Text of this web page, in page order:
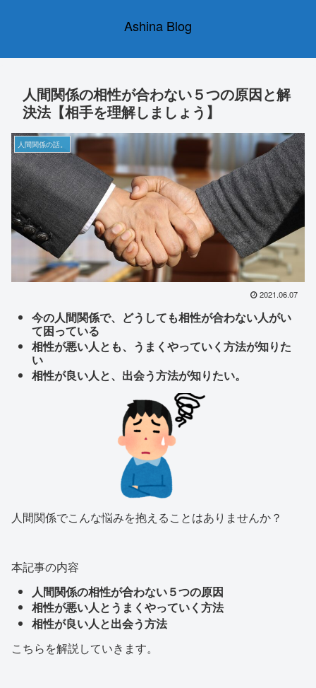
Ashina Blog
人間関係の相性が合わない５つの原因と解
決法【相手を理解しましょう】
人間関係の話。
2021.06.07
今の人間関係で、どうしても相性が合わない人がい
て困っている
相性が悪い人とも、うまくやっていく方法が知りた
い
相性が良い人と、出会う方法が知りたい。
人間関係でこんな悩みを抱えることはありませんか？
本記事の内容
人間関係の相性が合わない５つの原因
相性が悪い人とうまくやっていく方法
相性が良い人と出会う方法
こちらを解説していきます。